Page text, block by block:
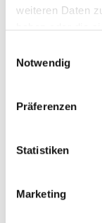
weiteren Daten
haben oder die
Notwendig
Präferenzen
Statistiken
Marketing
Kinder, Eltern
Kunden/
Bike-Leasing
Hansefit